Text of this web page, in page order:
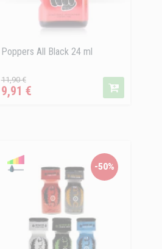
Poppers All Black 24 ml
Precio
regular
11,90 €Precio
9,91 €
-50%